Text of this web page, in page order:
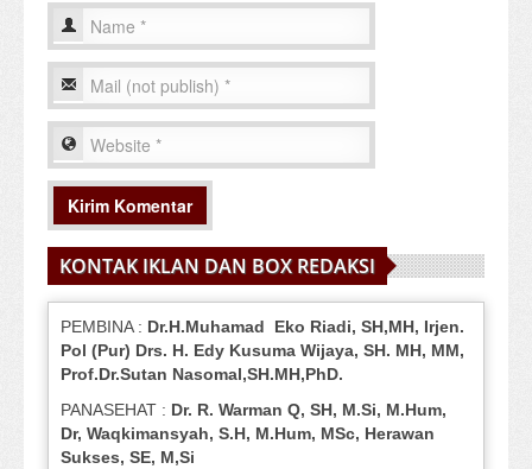
KONTAK IKLAN DAN BOX REDAKSI
PEMBINA : Dr.H.Muhamad Eko Riadi, SH,MH, Irjen.
Pol (Pur) Drs. H. Edy Kusuma Wijaya, SH. MH, MM,
Prof.Dr.Sutan Nasomal,SH.MH,PhD.
PANASEHAT : Dr. R. Warman Q, SH, M.Si, M.Hum,
Dr, Waqkimansyah, S.H, M.Hum, MSc, Herawan
Sukses, SE, M,Si